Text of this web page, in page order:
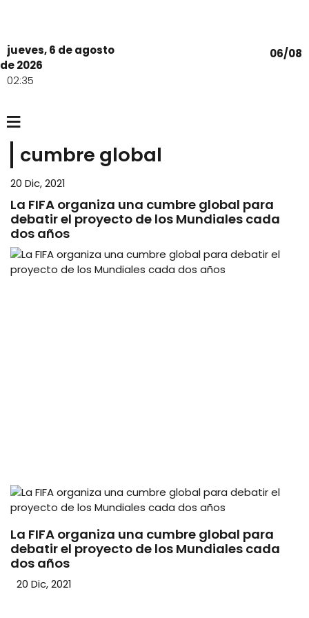
jueves, 6 de agosto
de 2026
02:35
06/08
≡
cumbre global
20 Dic, 2021
La FIFA organiza una cumbre global para
debatir el proyecto de los Mundiales cada
dos años
La FIFA organiza una cumbre global para
debatir el proyecto de los Mundiales cada
dos años
20 Dic, 2021